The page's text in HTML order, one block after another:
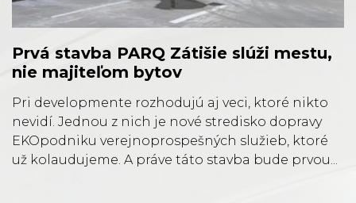
Prvá stavba PARQ Zátišie slúži mestu,
nie majiteľom bytov
Pri developmente rozhodujú aj veci, ktoré nikto
nevidí. Jednou z nich je nové stredisko dopravy
EKOpodniku verejnoprospešných služieb, ktoré
už kolaudujeme. A práve táto stavba bude prvou...